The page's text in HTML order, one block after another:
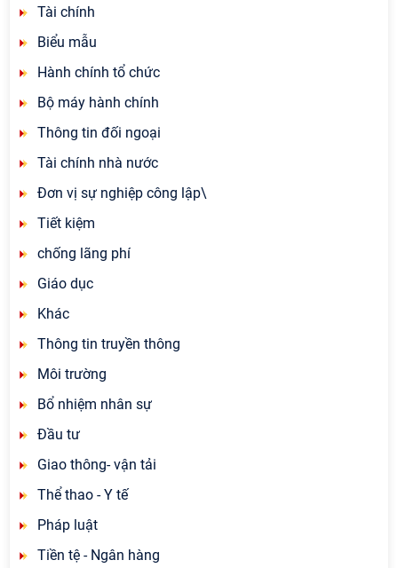
Tài chính
Biểu mẫu
Hành chính tổ chức
Bộ máy hành chính
Thông tin đối ngoại
Tài chính nhà nước
Đơn vị sự nghiệp công lập\
Tiết kiệm
chống lãng phí
Giáo dục
Khác
Thông tin truyền thông
Môi trường
Bổ nhiệm nhân sự
Đầu tư
Giao thông- vận tải
Thể thao - Y tế
Pháp luật
Tiền tệ - Ngân hàng